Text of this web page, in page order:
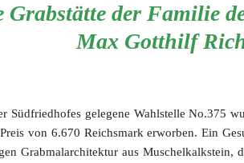
Grabstätte der Familie
Max Gotthilf
Südfriedhofes gelegene Wahlstelle No.375
von 6.670 Reichsmark erworben. Ein
Grabmalarchitektur aus